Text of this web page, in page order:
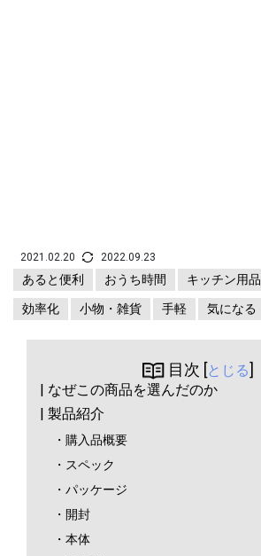
2021.02.20 2022.09.23
あると便利 おうち時間 キッチン用品
効率化 小物・雑貨 手軽 気になる
目次 [とじる]
| なぜこの商品を選んだのか
| 製品紹介
・購入品概要
・スペック
・パッケージ
・開封
・本体